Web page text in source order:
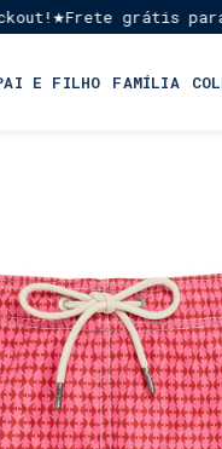
Frete grátis para SP /
E FILHO FAMÍLIA